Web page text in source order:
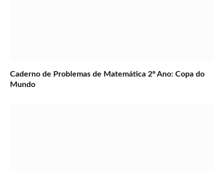
Caderno de Problemas de Matemática 2º Ano: Copa do
Mundo